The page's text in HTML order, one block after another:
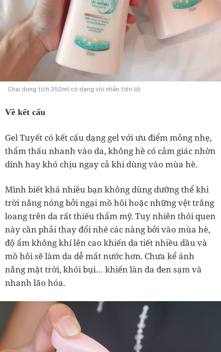
Chai dung tích 350ml có dạng vòi nhấn tiện lợi
Về kết cấu
Gel Tuyết có kết cấu dạng gel với ưu điểm mỏng nhẹ,
thẩm thấu nhanh vào da, không hề có cảm giác nhờn
dính hay khó chịu ngay cả khi dùng vào mùa hè.
Mình biết khá nhiều bạn không dùng dưỡng thể khi
trời nắng nóng bởi ngại mồ hôi hoặc những vệt trắng
loang trên da rất thiếu thẩm mỹ. Tuy nhiên thói quen
này cần phải thay đổi nhé các nàng bởi vào mùa hè,
độ ẩm không khí lên cao khiến da tiết nhiều dầu và
mồ hôi sẽ làm da dễ mất nước hơn. Chưa kể ánh
nắng mặt trời, khói bụi… khiến làn da đen sạm và
nhanh lão hóa.